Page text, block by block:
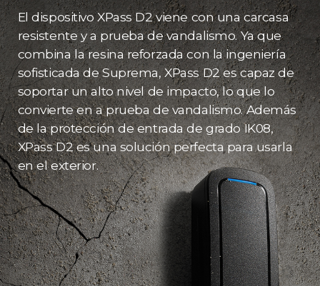
El dispositivo XPass D2 viene con una carcasa
resistente y a prueba de vandalismo. Ya que
combina la resina reforzada con la ingeniería
sofisticada de Suprema, XPass D2 es capaz de
soportar un alto nivel de impacto, lo que lo
convierte en a prueba de vandalismo. Además
de la protección de entrada de grado IK08,
XPass D2 es una solución perfecta para usarla
en el exterior.